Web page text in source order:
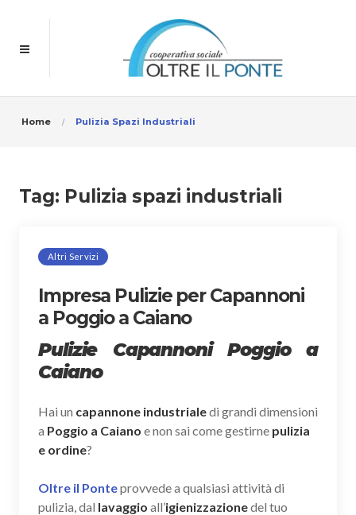
Home Pulizia Spazi Industriali
Tag: Pulizia spazi industriali
Altri Servizi
Impresa Pulizie per Capannoni
a Poggio a Caiano
Pulizie Capannoni Poggio a
Caiano
Hai un capannone industrialedi grandi dimensioni
a Poggio a Caiano e non sai come gestirne pulizia
e ordine?
Oltre il Ponteprovvede a qualsiasi attività di
pulizia, dal lavaggio all’igienizzazionedel tuo